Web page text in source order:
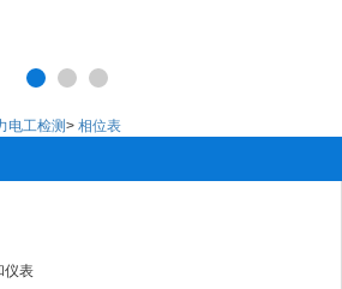
电工检测> 相位表
仪表